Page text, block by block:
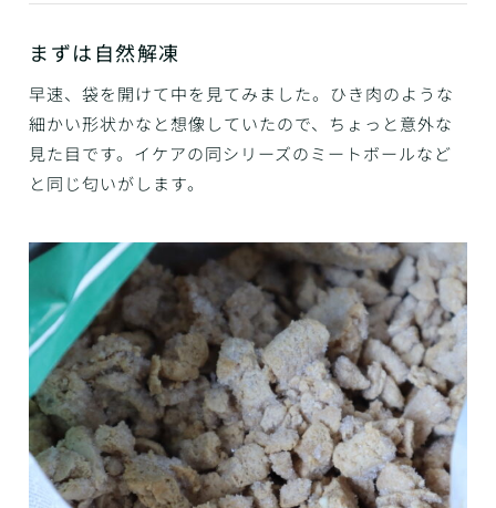
まずは自然解凍
早速、袋を開けて中を見てみました。ひき肉のような
細かい形状かなと想像していたので、ちょっと意外な
見た目です。イケアの同シリーズのミートボールなど
と同じ匂いがします。